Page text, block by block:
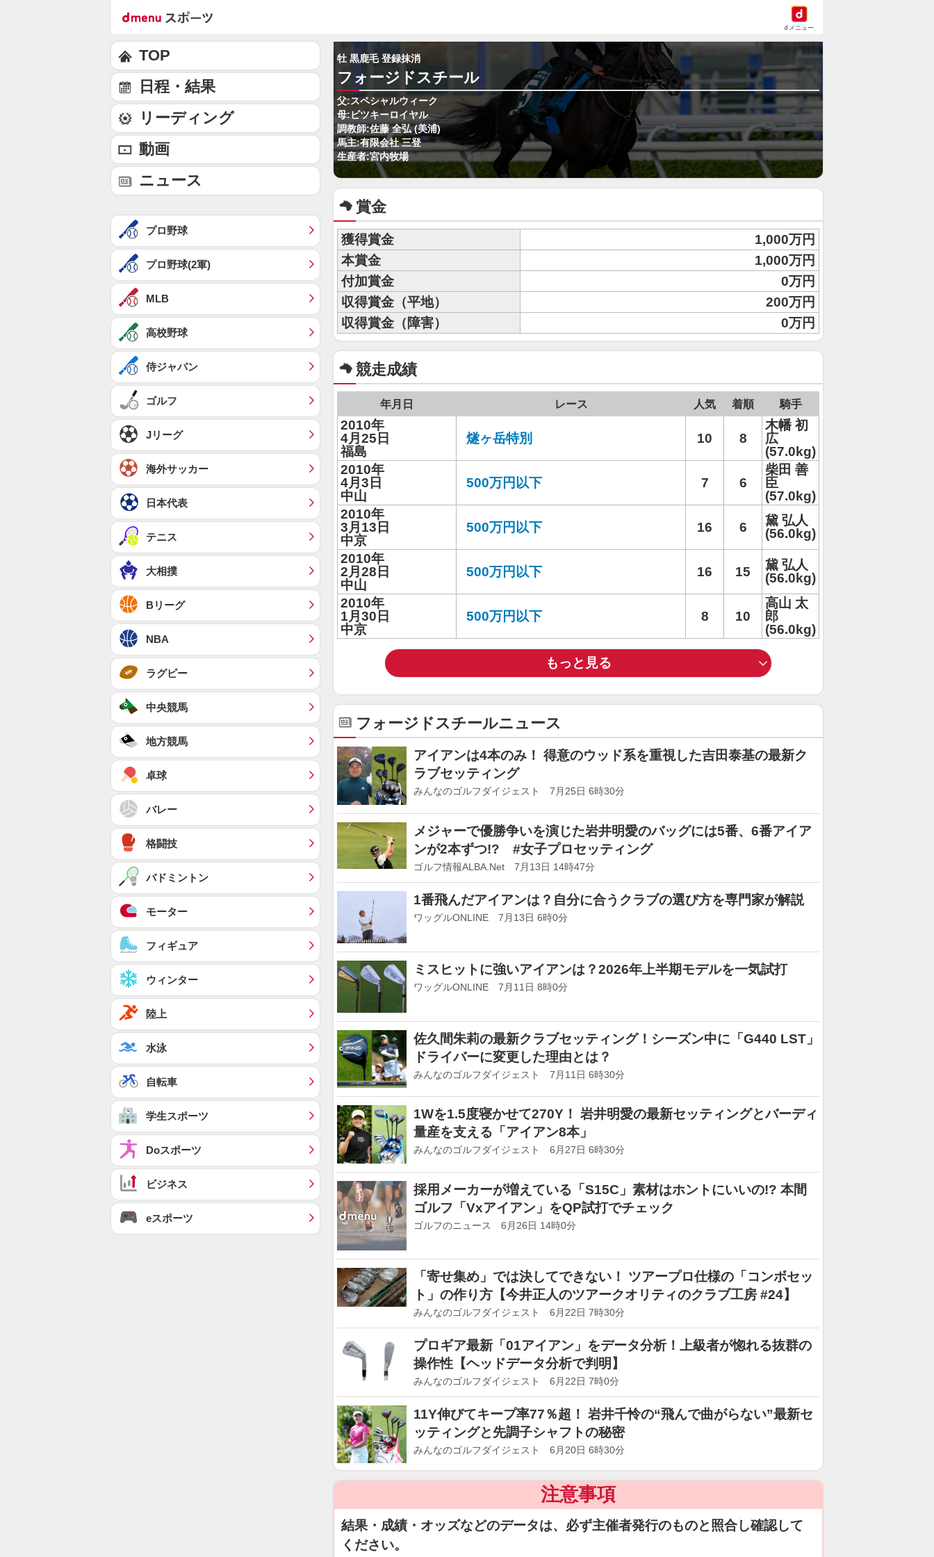
dメニュー
牡 黒鹿毛 登録抹消
フォージドスチール
父:スペシャルウィーク
母:ビツキーロイヤル
調教師:佐藤 全弘 (美浦)
馬主:有限会社 三登
生産者:宮内牧場
賞金
獲得賞金
1,000万円
本賞金
1,000万円
付加賞金
0万円
収得賞金（平地）
200万円
収得賞金（障害）
0万円
競走成績
年月日 レース 人気 着順 騎手
2010年
4月25日
福島
燧ヶ岳特別 10 8
木幡 初
広
(57.0kg)
2010年
4月3日
中山
500万円以下 7 6
柴田 善
臣
(57.0kg)
2010年
3月13日
中京
500万円以下 16 6
黛 弘人
(56.0kg)
2010年
2月28日
中山
500万円以下 16 15
黛 弘人
(56.0kg)
2010年
1月30日
中京
500万円以下 8 10
高山 太
郎
(56.0kg)
もっと見る
フォージドスチールニュース
アイアンは4本のみ！ 得意のウッド系を重視した吉田泰基の最新ク
ラブセッティング
みんなのゴルフダイジェスト 7月25日 6時30分
メジャーで優勝争いを演じた岩井明愛のバッグには5番、6番アイア
ンが2本ずつ!? #女子プロセッティング
ゴルフ情報ALBA.Net 7月13日 14時47分
1番飛んだアイアンは？自分に合うクラブの選び方を専門家が解説
ワッグルONLINE 7月13日 6時0分
ミスヒットに強いアイアンは？2026年上半期モデルを一気試打
ワッグルONLINE 7月11日 8時0分
佐久間朱莉の最新クラブセッティング！シーズン中に「G440 LST」
ドライバーに変更した理由とは？
みんなのゴルフダイジェスト 7月11日 6時30分
1Wを1.5度寝かせて270Y！ 岩井明愛の最新セッティングとバーディ
量産を支える「アイアン8本」
みんなのゴルフダイジェスト 6月27日 6時30分
採用メーカーが増えている「S15C」素材はホントにいいの!? 本間
ゴルフ「Vxアイアン」をQP試打でチェック
ゴルフのニュース 6月26日 14時0分
「寄せ集め」では決してできない！ ツアープロ仕様の「コンボセッ
ト」の作り方【今井正人のツアークオリティのクラブ工房 #24】
みんなのゴルフダイジェスト 6月22日 7時30分
プロギア最新「01アイアン」をデータ分析！上級者が惚れる抜群の
操作性【ヘッドデータ分析で判明】
みんなのゴルフダイジェスト 6月22日 7時0分
11Y伸びてキープ率77％超！ 岩井千怜の“飛んで曲がらない”最新セ
ッティングと先調子シャフトの秘密
みんなのゴルフダイジェスト 6月20日 6時30分
注意事項
結果・成績・オッズなどのデータは、必ず主催者発行のものと照合し確認して
ください。
TOP
日程・結果
リーディング
動画
ニュース
プロ野球
プロ野球(2軍)
MLB
高校野球
侍ジャパン
ゴルフ
Jリーグ
海外サッカー
日本代表
テニス
大相撲
Bリーグ
NBA
ラグビー
中央競馬
地方競馬
卓球
バレー
格闘技
バドミントン
モーター
フィギュア
ウィンター
陸上
水泳
自転車
学生スポーツ
Doスポーツ
ビジネス
eスポーツ